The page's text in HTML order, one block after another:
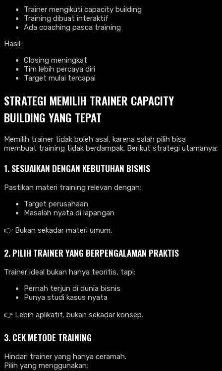
Trainer mengikuti capacity building
Training dibuat interaktif
Ada coaching pasca training
Hasil:
Closing meningkat
Tim lebih percaya diri
Target mulai tercapai
STRATEGI MEMILIH TRAINER CAPACITY
BUILDING YANG TEPAT
Memilih trainer tidak boleh asal, karena salah pilih bisa
membuat training tidak berdampak. Berikut strategi utamanya:
1. SESUAIKAN DENGAN KEBUTUHAN BISNIS
Pastikan materi training relevan dengan:
Target perusahaan
Masalah nyata di lapangan
👉 Bukan sekadar materi umum.
2. PILIH TRAINER YANG BERPENGALAMAN PRAKTIS
Trainer ideal bukan hanya teoritis, tapi:
Pernah terjun di dunia bisnis
Punya studi kasus nyata
👉 Lebih aplikatif, bukan sekadar konsep.
3. CEK METODE TRAINING
Hindari trainer yang hanya ceramah.
Pilih yang menggunakan: